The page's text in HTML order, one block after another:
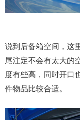
说到后备箱空间，这
尾注定不会有太大的
度有些高，同时开口
件物品比较合适。